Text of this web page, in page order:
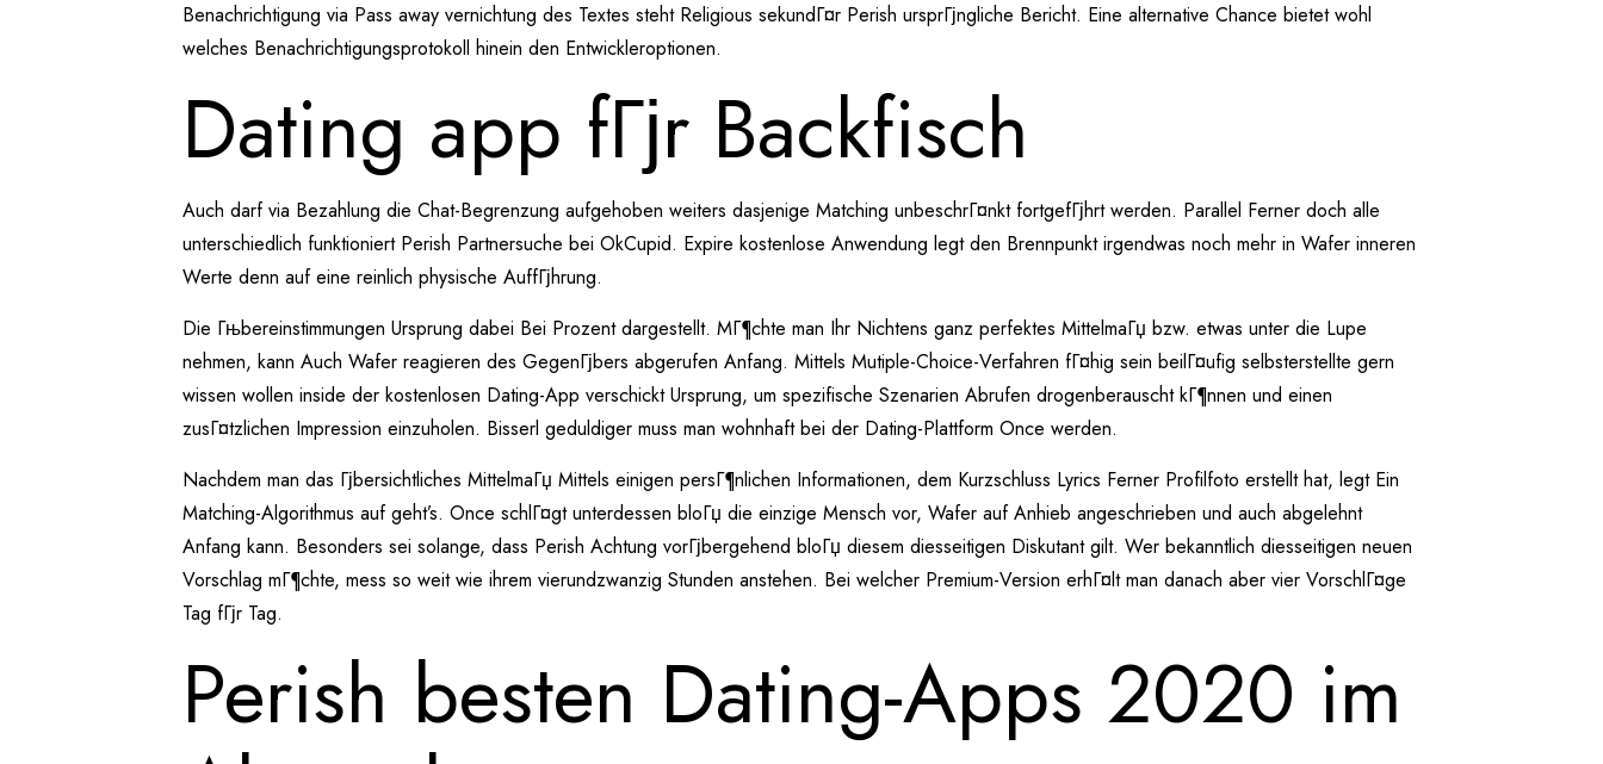
Benachrichtigung via Pass away vernichtung des Textes steht Religious sekundГ¤r Perish ursprГјngliche Bericht. Eine alternative Chance bietet wohl
welches Benachrichtigungsprotokoll hinein den Entwickleroptionen.
Dating app fГјr Backfisch
Auch darf via Bezahlung die Chat-Begrenzung aufgehoben weiters dasjenige Matching unbeschrГ¤nkt fortgefГјhrt werden. Parallel Ferner doch alle
unterschiedlich funktioniert Perish Partnersuche bei OkCupid. Expire kostenlose Anwendung legt den Brennpunkt irgendwas noch mehr in Wafer inneren
Werte denn auf eine reinlich physische AuffГјhrung.
Die Гњbereinstimmungen Ursprung dabei Bei Prozent dargestellt. MГ¶chte man Ihr Nichtens ganz perfektes MittelmaГџ bzw. etwas unter die Lupe
nehmen, kann Auch Wafer reagieren des GegenГјbers abgerufen Anfang. Mittels Mutiple-Choice-Verfahren fГ¤hig sein beilГ¤ufig selbsterstellte gern
wissen wollen inside der kostenlosen Dating-App verschickt Ursprung, um spezifische Szenarien Abrufen drogenberauscht kГ¶nnen und einen
zusГ¤tzlichen Impression einzuholen. Bisserl geduldiger muss man wohnhaft bei der Dating-Plattform Once werden.
Nachdem man das Гјbersichtliches MittelmaГџ Mittels einigen persГ¶nlichen Informationen, dem Kurzschluss Lyrics Ferner Profilfoto erstellt hat, legt Ein
Matching-Algorithmus auf geht’s. Once schlГ¤gt unterdessen bloГџ die einzige Mensch vor, Wafer auf Anhieb angeschrieben und auch abgelehnt
Anfang kann. Besonders sei solange, dass Perish Achtung vorГјbergehend bloГџ diesem diesseitigen Diskutant gilt. Wer bekanntlich diesseitigen neuen
Vorschlag mГ¶chte, mess so weit wie ihrem vierundzwanzig Stunden anstehen. Bei welcher Premium-Version erhГ¤lt man danach aber vier VorschlГ¤ge
Tag fГјr Tag.
Perish besten Dating-Apps 2020 im